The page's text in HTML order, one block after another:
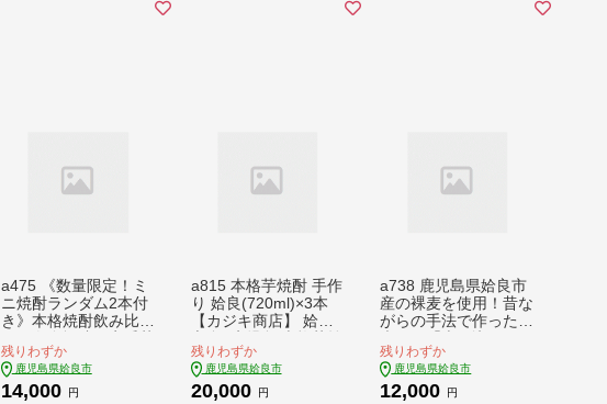
a475 《数量限定！ミ
ニ焼酎ランダム2本付
き》本格焼酎飲み比
焼酎白金乃露・白金乃
露黒(各900ml)と白金
酒造のいも焼酎で作っ
残りわずか
鹿児島県姶良市
14,000 円
a815 本格芋焼酎 手作
り 姶良(720ml)×3本
【カジキ商店】 姶良
酎 芋 芋焼酎 焼酎 か
め仕込み
残りわずか
鹿児島県姶良市
20,000 円
a738 鹿児島県姶良市
産の裸麦を使用！昔な
がらの手法で作った裸
もう麦味噌」合計5kg
(1kg×5袋)【蒲生農産
加工】 姶良市 国産 姶
残りわずか
鹿児島県姶良市
12,000 円